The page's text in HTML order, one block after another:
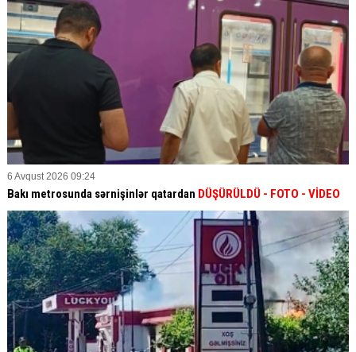
6 Avqust 2026 09:24
Bakı metrosunda sərnişinlər qatardan DÜŞÜRÜLDÜ - FOTO - VİDEO